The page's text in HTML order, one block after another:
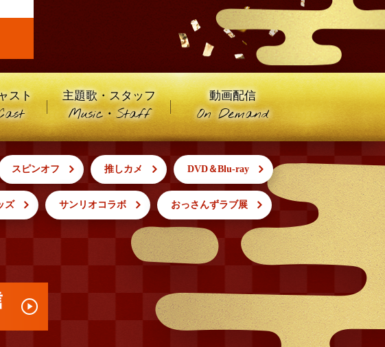
スト 主題歌・スタッフ
Music・Staff
動画配信
On Demand
スピンオフ 推しカメ DVD＆Blu-ray
ズ サンリオコラボ おっさんずラブ展
ドラえもん 【ウラメシズキ
午後 5:30
ANNスーパーJチャンネル
よる 6:00
人生の楽園 夏の1時間!ふるさ
と大好きスペシャル
よる 6:56
サンド&芦田愛菜の博士ちゃ
ん 伊藤沙莉が初参戦!!目利き
8:00